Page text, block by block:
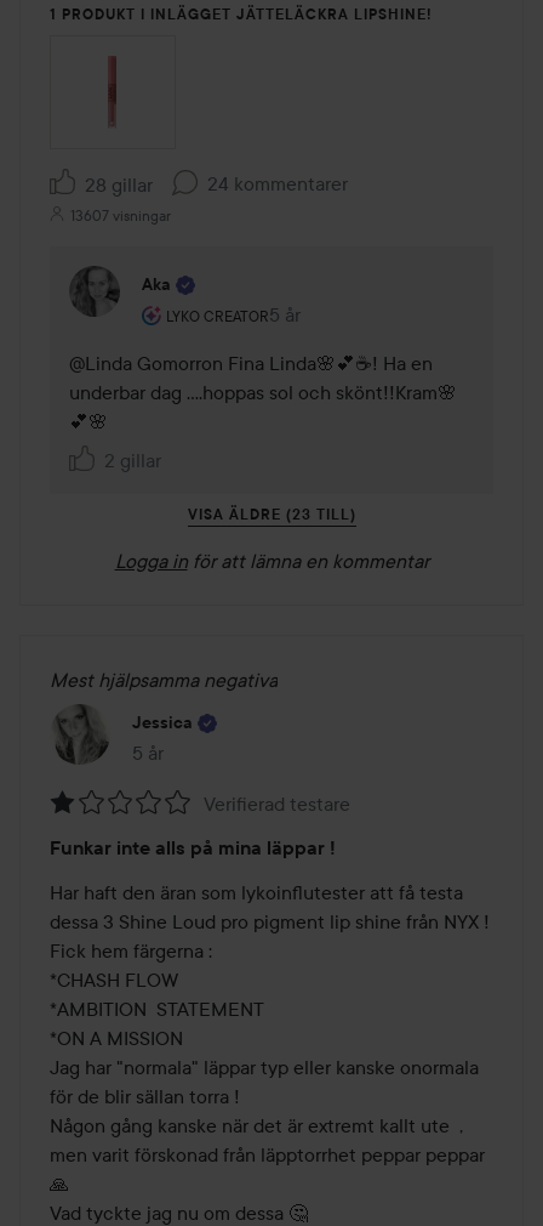
1 PRODUKT I INLÄGGET JÄTTELÄCKRA LIPSHINE!
28 gillar 24 kommentarer
13607 visningar
Aka
LYKO CREATOR
Användarens roll: Lyko Creator.
5 år
Kommentaren lades 5 år
@Linda Gomorron Fina Linda🌸💕☕️! Ha en
underbar dag ....hoppas sol och skönt!!Kram🌸
💕🌸
2 gillar
VISA ÄLDRE (23 TILL)
Logga in för att lämna en kommentar
Mest hjälpsamma negativa
Jessica
5 år
Inlägget skapades 5 år
1
av
5
Verifierad testare
Funkar inte alls på mina läppar !
Har haft den äran som lykoinflutester att få testa
dessa 3 Shine Loud pro pigment lip shine från NYX !
Fick hem färgerna :
*CHASH FLOW
*AMBITION  STATEMENT
*ON A MISSION
Jag har "normala" läppar typ eller kanske onormala
för de blir sällan torra !
Någon gång kanske när det är extremt kallt ute  ,
men varit förskonad från läpptorrhet peppar peppar
🙏
Vad tyckte jag nu om dessa 🤔